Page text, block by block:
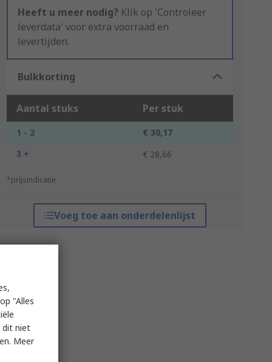
Heeft u meer nodig? Klik op 'Controleer
leverdata' voor extra voorraad en
levertijden.
Bulkkorting
Aantal stuks Per stuk
1 - 2
€ 30,17
3 +
€ 28,66
*prijsindicatie
Voeg toe aan onderdelenlijst
"Alles
dit niet
Meer